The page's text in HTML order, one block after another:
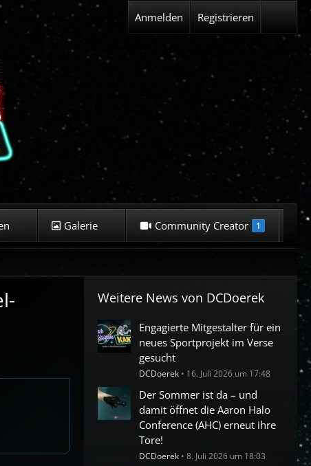
Galerie Community Creator 1
Anmelden Registrieren
Weitere News von DCDoerek
Engagierte Mitgestalter für ein
neues Sportprojekt im Verse
gesucht
DCDoerek 16. Juli 2026 um 17:48
Der Sommer ist da – und
damit öffnet die Aaron Halo
Conference (AHC) erneut ihre
Tore!
DCDoerek 8. Juli 2026 um 18:03